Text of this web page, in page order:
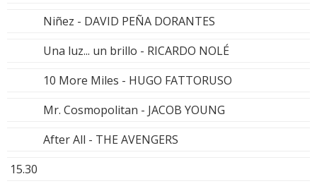
Niñez - DAVID PEÑA DORANTES
Una luz... un brillo - RICARDO NOLÉ
10 More Miles - HUGO FATTORUSO
Mr. Cosmopolitan - JACOB YOUNG
After All - THE AVENGERS
15.30